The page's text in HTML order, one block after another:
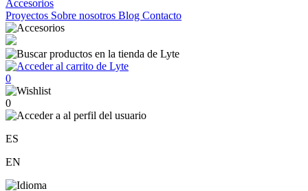
Accesorios
Proyectos Sobre nosotros Blog Contacto
0
0
ES
EN